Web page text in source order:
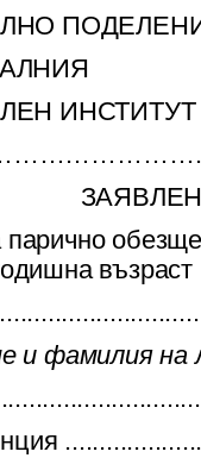
ИНСТИТУТ
и фамилия на